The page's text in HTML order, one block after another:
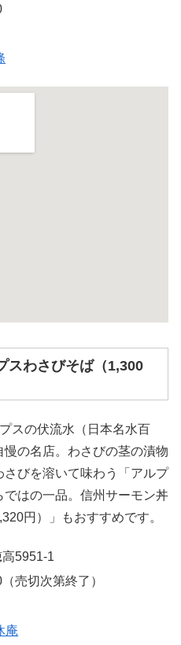
スわさびそば（1,300
スの伏流水（日本名水百
の名店。わさびの茎の漬物
びを溶いて味わう「アルプ
はの一品。信州サーモン丼
円）」もおすすめです。
5951-1
売切次第終了）
庵